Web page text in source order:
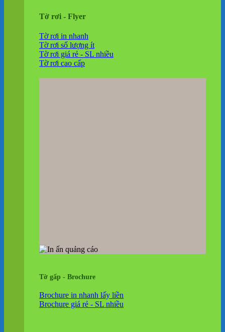
Tờ rơi - Flyer
Tờ rơi in nhanh
Tờ rơi số lượng ít
Tờ rơi giá rẻ - SL nhiều
Tờ rơi cao cấp
Tờ gấp - Brochure
Brochure in nhanh lấy liền
Brochure giá rẻ - SL nhiều